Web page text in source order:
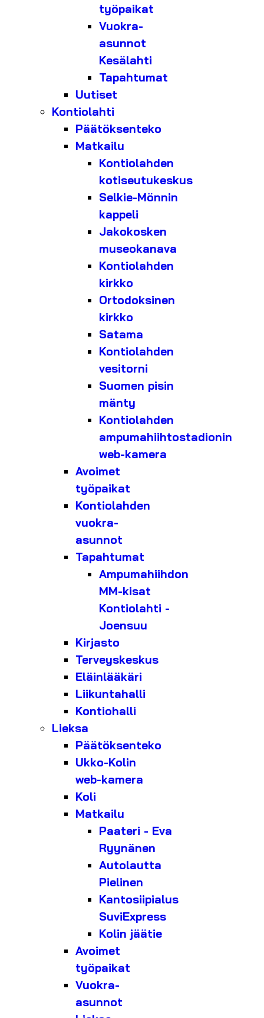
työpaikat
Vuokra-
asunnot
Kesälahti
Tapahtumat
Uutiset
Kontiolahti
Päätöksenteko
Matkailu
Kontiolahden
kotiseutukeskus
Selkie-Mönnin
kappeli
Jakokosken
museokanava
Kontiolahden
kirkko
Ortodoksinen
kirkko
Satama
Kontiolahden
vesitorni
Suomen pisin
mänty
Kontiolahden
ampumahiihtostadionin
web-kamera
Avoimet
työpaikat
Kontiolahden
vuokra-
asunnot
Tapahtumat
Ampumahiihdon
MM-kisat
Kontiolahti -
Joensuu
Kirjasto
Terveyskeskus
Eläinlääkäri
Liikuntahalli
Kontiohalli
Lieksa
Päätöksenteko
Ukko-Kolin
web-kamera
Koli
Matkailu
Paateri - Eva
Ryynänen
Autolautta
Pielinen
Kantosiipialus
SuviExpress
Kolin jäätie
Avoimet
työpaikat
Vuokra-
asunnot